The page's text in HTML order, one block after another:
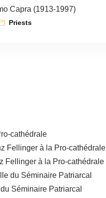
Capra (1913-1997)
Priests
cathédrale
Fellinger à la Pro-cathédrale
Fellinger à la Pro-cathédrale
du Séminaire Patriarcal
Séminaire Patriarcal